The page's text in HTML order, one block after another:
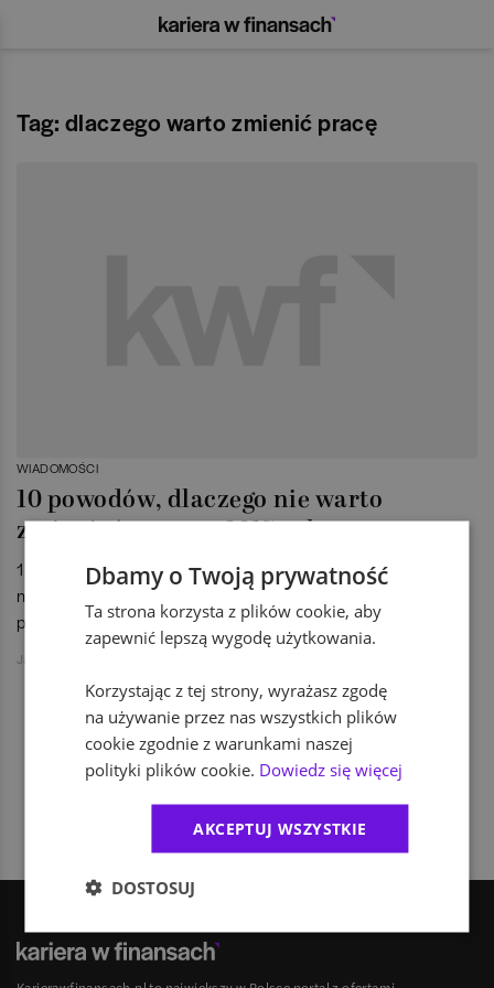
Tag: dlaczego warto zmienić pracę
WIADOMOŚCI
10 powodów, dlaczego nie warto
zmieniać pracy w 2015 roku
1 stycznia oznacza dla wielu z nas jedno - rozpoczyna się
nowy rok, a zatem nadchodzi czas na noworoczne
postanowienia.
Jakub Jański
1
Dbamy o Twoją prywatność
Ta strona korzysta z plików cookie, aby
zapewnić lepszą wygodę użytkowania.
Korzystając z tej strony, wyrażasz zgodę
na używanie przez nas wszystkich plików
cookie zgodnie z warunkami naszej
polityki plików cookie. Dowiedz się więcej
AKCEPTUJ WSZYSTKIE
DOSTOSUJ